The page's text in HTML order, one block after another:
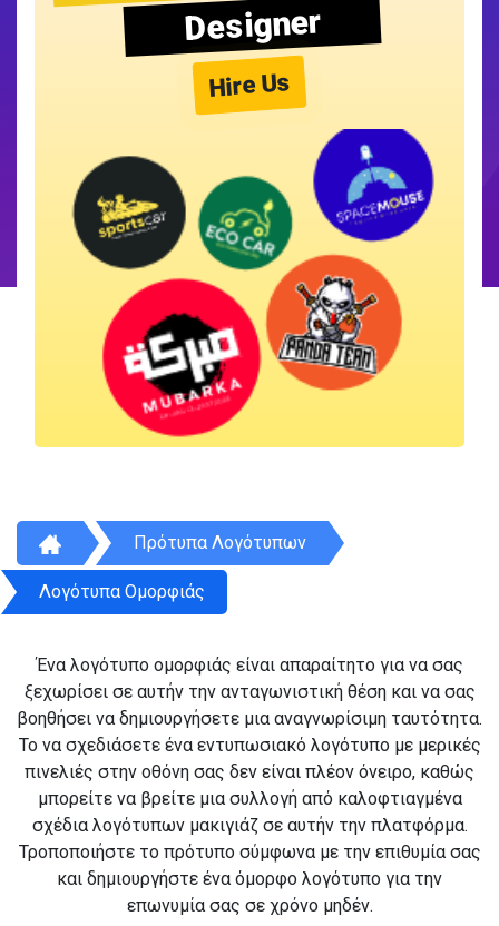
Designer
Hire Us
Πρότυπα Λογότυπων
Λογότυπα Ομορφιάς
Ένα λογότυπο ομορφιάς είναι απαραίτητο για να σας
ξεχωρίσει σε αυτήν την ανταγωνιστική θέση και να σας
βοηθήσει να δημιουργήσετε μια αναγνωρίσιμη ταυτότητα.
Το να σχεδιάσετε ένα εντυπωσιακό λογότυπο με μερικές
πινελιές στην οθόνη σας δεν είναι πλέον όνειρο, καθώς
μπορείτε να βρείτε μια συλλογή από καλοφτιαγμένα
σχέδια λογότυπων μακιγιάζ σε αυτήν την πλατφόρμα.
Τροποποιήστε το πρότυπο σύμφωνα με την επιθυμία σας
και δημιουργήστε ένα όμορφο λογότυπο για την
επωνυμία σας σε χρόνο μηδέν.